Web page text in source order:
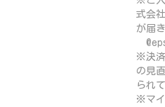
式会
が届
※決済
の見
られ
※マイ